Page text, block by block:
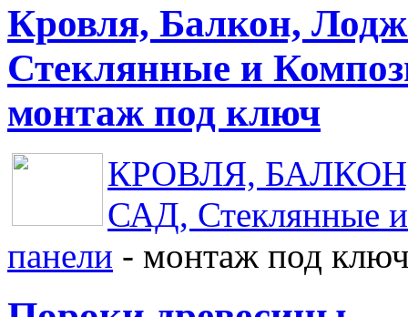
Кровля, Балкон,
Стеклянные и
монтаж под ключ
КРОВЛЯ, БАЛКОН,
САД, Стеклянные
панели - монтаж под